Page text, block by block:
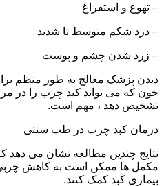
– تهوع و استفراغ
– درد شکم متوسط ​​تا شدید
– زرد شدن چشم و پوست
دیدن پزشک معالج به طور منظم
خون که می تواند کبد چرب را در
تشخیص دهد ، مهم است.
درمان کبد چرب در طب سنتی
نتایج چندین مطالعه نشان می دهد
مکمل ها ممکن است به کاهش
بیماری کبد کمک کنند.